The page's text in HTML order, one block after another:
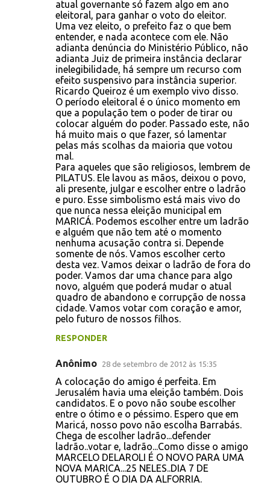
atual governante só fazem algo em ano
eleitoral, para ganhar o voto do eleitor.
Uma vez eleito, o prefeito faz o que bem
entender, e nada acontece com ele. Não
adianta denúncia do Ministério Público, não
adianta Juiz de primeira instância declarar
inelegibilidade, há sempre um recurso com
efeito suspensivo para instância superior.
Ricardo Queiroz é um exemplo vivo disso.
O período eleitoral é o único momento em
que a população tem o poder de tirar ou
colocar alguém do poder. Passado este, não
há muito mais o que fazer, só lamentar
pelas más scolhas da maioria que votou
mal.
Para aqueles que são religiosos, lembrem de
PILATUS. Ele lavou as mãos, deixou o povo,
ali presente, julgar e escolher entre o ladrão
e puro. Esse simbolismo está mais vivo do
que nunca nessa eleição municipal em
MARICÁ. Podemos escolher entre um ladrão
e alguém que não tem até o momento
nenhuma acusação contra si. Depende
somente de nós. Vamos escolher certo
desta vez. Vamos deixar o ladrão de fora do
poder. Vamos dar uma chance para algo
novo, alguém que poderá mudar o atual
quadro de abandono e corrupção de nossa
cidade. Vamos votar com coração e amor,
pelo futuro de nossos filhos.
RESPONDER
Anônimo 28 de setembro de 2012 às 15:35
A colocação do amigo é perfeita. Em
Jerusalém havia uma eleição também. Dois
candidatos. E o povo não soube escolher
entre o ótimo e o péssimo. Espero que em
Maricá, nosso povo não escolha Barrabás.
Chega de escolher ladrão...defender
ladrão..votar e, ladrão...Como disse o amigo
MARCELO DELAROLI É O NOVO PARA UMA
NOVA MARICA...25 NELES..DIA 7 DE
OUTUBRO É O DIA DA ALFORRIA.